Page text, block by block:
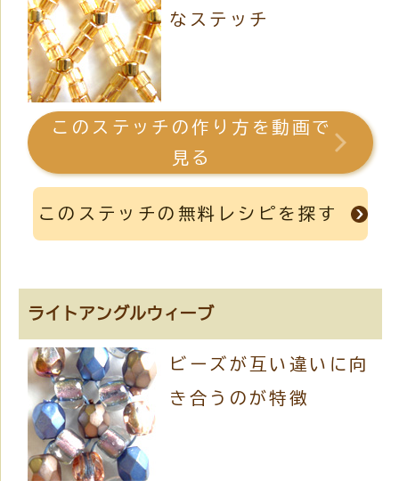
なステッチ
このステッチの作り方を動画で
見る
このステッチの無料レシピを探す
ライトアングルウィーブ
ビーズが互い違いに向
き合うのが特徴